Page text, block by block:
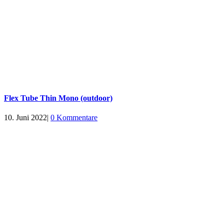
Flex Tube Thin Mono (outdoor)
10. Juni 2022| 0 Kommentare